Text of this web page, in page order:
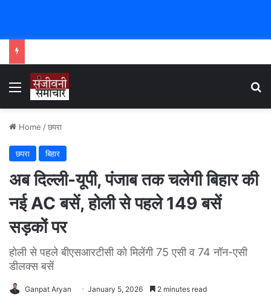
Menu
Home /छपरा
छपरा बिहार
अब दिल्ली-यूपी, पंजाब तक चलेगी बिहार की
नई AC बसें, होली से पहले 149 बसें
सड़कों पर
होली से पहले बीएसआरटीसी को मिलेंगी 75 एसी व 74 नॉन-एसी
डीलक्स बसें
Ganpat Aryan January 5, 2026 2 minutes read